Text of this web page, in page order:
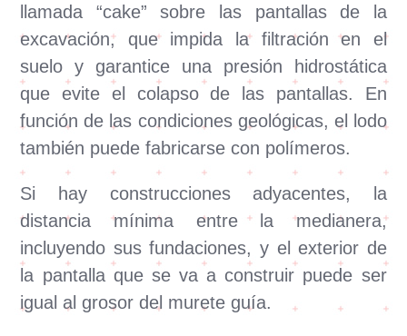
llamada “cake” sobre las pantallas de la
excavación, que impida la filtración en el
suelo y garantice una presión hidrostática
que evite el colapso de las pantallas. En
función de las condiciones geológicas, el lodo
también puede fabricarse con polímeros.
Si hay construcciones adyacentes, la
distancia mínima entre la medianera,
incluyendo sus fundaciones, y el exterior de
la pantalla que se va a construir puede ser
igual al grosor del murete guía.